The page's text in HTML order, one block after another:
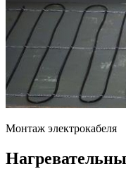
Монтаж электрокабеля